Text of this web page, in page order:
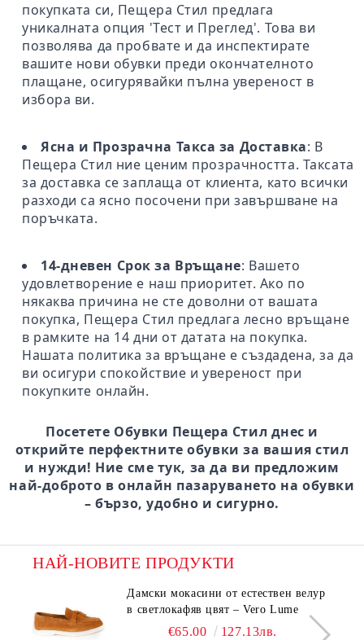
покупката си, Пещера Стил предлага
уникалната опция 'Тест и Преглед'. Това ви
позволява да пробвате и да инспектирате
вашите нови обувки преди окончателното
плащане, осигурявайки пълна увереност в
избора ви.
Ясна и Прозрачна Такса за Доставка: В
Пещера Стил ние ценим прозрачността. Таксата
за доставка се заплаща от клиента, като всички
разходи са ясно посочени при завършване на
поръчката.
14-дневен Срок за Връщане: Вашето
удовлетворение е наш приоритет. Ако по
някаква причина не сте доволни от вашата
покупка, Пещера Стил предлага лесно връщане
в рамките на 14 дни от датата на покупка.
Нашата политика за връщане е създадена, за да
ви осигури спокойствие и увереност при
покупките онлайн.
Посетете Обувки Пещера Стил днес и
открийте перфектните обувки за вашия стил
и нужди! Ние сме тук, за да ви предложим
най-доброто в онлайн пазаруването на обувки
– бързо, удобно и сигурно.
НАЙ-НОВИТЕ ПРОДУКТИ
Дамски мокасини от естествен велур
в светлокафяв цвят – Vero Lume
€65.00 127.13лв.